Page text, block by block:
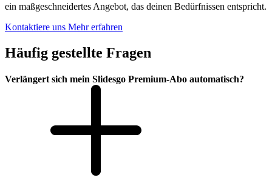
ein maßgeschneidertes Angebot, das deinen Bedürfnissen entspricht.
Kontaktiere uns Mehr erfahren
Häufig gestellte Fragen
Verlängert sich mein Slidesgo Premium-Abo automatisch?